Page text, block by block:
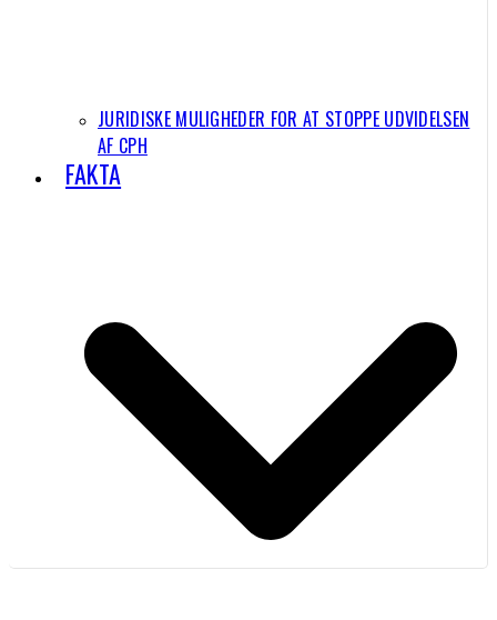
JURIDISKE MULIGHEDER FOR AT STOPPE UDVIDELSEN
AF CPH
FAKTA